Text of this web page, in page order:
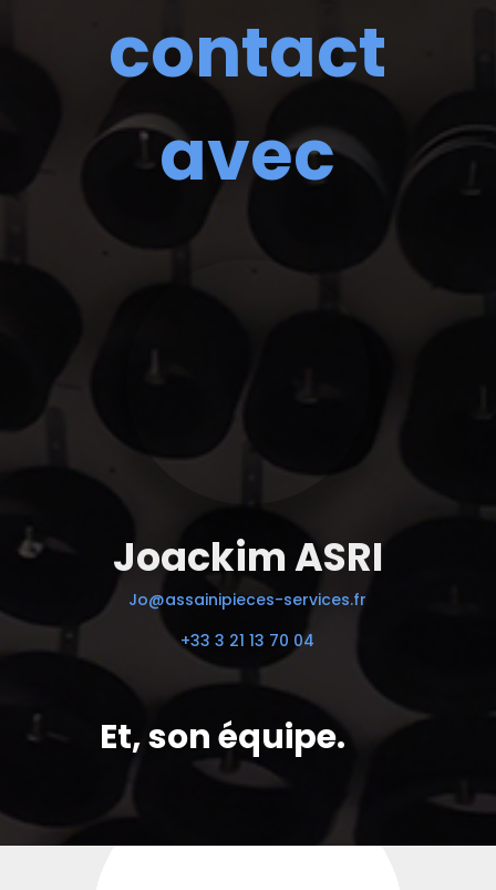
contact
avec
Joackim ASRI
Jo@assainipieces-services.fr
+33 3 21 13 70 04
Et, son équipe.